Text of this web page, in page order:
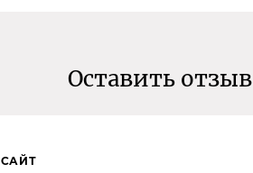
Оставить отзыв
САЙТ